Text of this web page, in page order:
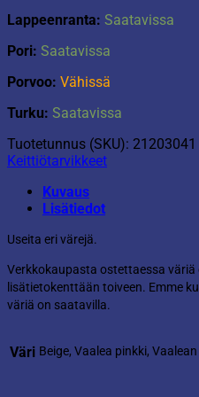
Lappeenranta: Saatavissa
Pori: Saatavissa
Porvoo: Vähissä
Turku: Saatavissa
Tuotetunnus (SKU): 21203041
Keittiötarvikkeet
Kuvaus
Lisätiedot
Useita eri värejä.
Verkkokaupasta ostettaessa
lisätietokenttään toiveen. Emme
väriä on saatavilla.
Väri Beige, Vaalea pinkki,